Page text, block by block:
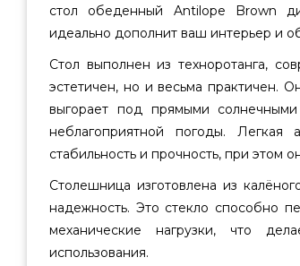
стол обеденный Antilope Brown
идеально дополнит ваш интерьер и
Стол выполнен из техноротанга,
эстетичен, но и весьма практичен.
выгорает под прямыми
неблагоприятной погоды. Легкая
стабильность и прочность, при этом
Столешница изготовлена из
надежность. Это стекло способно
механические нагрузки, что
использования.